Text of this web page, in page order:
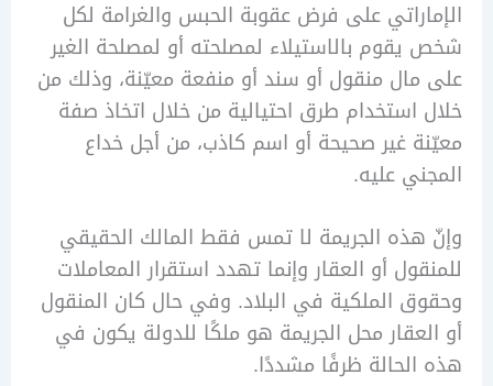
على فرض عقوبة الحبس والغرامة لكل
بالاستيلاء لمصلحته أو لمصلحة الغير
منقول أو سند أو منفعة معيّنة، وذلك من
طرق احتيالية من خلال اتخاذ صفة
غير صحيحة أو اسم كاذب، من أجل خداع
عليه.
الجريمة لا تمس فقط المالك الحقيقي
أو العقار وإنما تهدد استقرار المعاملات
الملكية في البلاد. وفي حال كان المنقول
محل الجريمة هو ملكًا للدولة يكون في
ظرفًا مشددًا.